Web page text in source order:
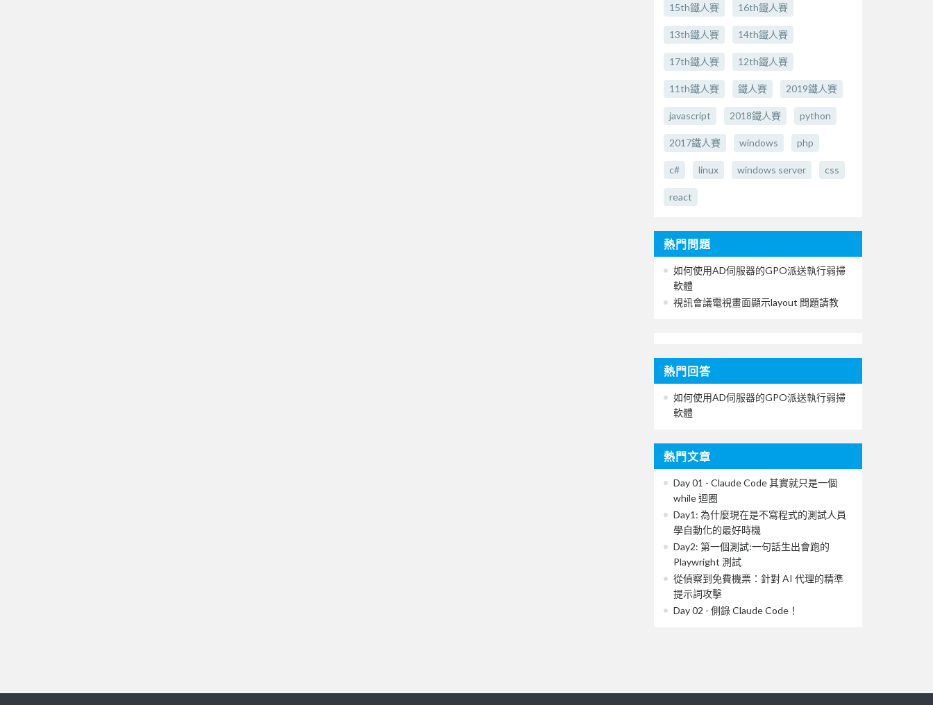
15th鐵人賽 16th鐵人賽
13th鐵人賽 14th鐵人賽
17th鐵人賽 12th鐵人賽
11th鐵人賽 鐵人賽 2019鐵人賽
javascript 2018鐵人賽 python
2017鐵人賽 windows php
c# linux windows server css
react
熱門問題
如何使用AD伺服器的GPO派送執行弱掃
軟體
視訊會議電視畫面顯示layout 問題請教
熱門回答
如何使用AD伺服器的GPO派送執行弱掃
軟體
熱門文章
Day 01 - Claude Code 其實就只是一個
while 迴圈
Day1: 為什麼現在是不寫程式的測試人員
學自動化的最好時機
Day2: 第一個測試:一句話生出會跑的
Playwright 測試
從偵察到免費機票：針對 AI 代理的精準
提示詞攻擊
Day 02 - 側錄 Claude Code！